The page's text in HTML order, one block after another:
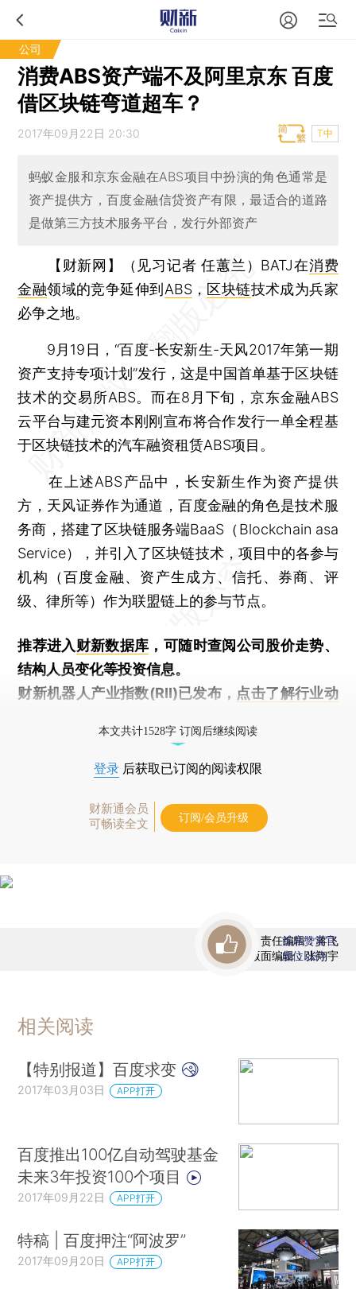
公司
消费ABS资产端不及阿里京东 百度
借区块链弯道超车？
2017年09月22日 20:30 T中
蚂蚁金服和京东金融在ABS项目中扮演的角色通常是
资产提供方，百度金融信贷资产有限，最适合的道路
是做第三方技术服务平台，发行外部资产
【财新网】（见习记者 任蕙兰） BATJ在消费
金融领域的竞争延伸到 ABS， 区块链技术成为兵家
必争之地。
9月19日，“百度-长安新生-天风2017年第一期
资产支持专项计划”发行，这是中国首单基于区块链
技术的交易所ABS。而在8月下旬，京东金融ABS
云平台与建元资本刚刚宣布将合作发行一单全程基
于区块链技术的汽车融资租赁ABS项目。
在上述ABS产品中，长安新生作为资产提供
方，天风证券作为通道，百度金融的角色是技术服
务商，搭建了区块链服务端BaaS（Blockchain asa
Service），并引入了区块链技术，项目中的各参与
机构（百度金融、资产生成方、信托、券商、评
级、律所等）作为联盟链上的参与节点。
推荐进入财新数据库 ，可随时查阅公司股价走势、
结构人员变化等投资信息。
财新机器人产业指数(RII)已发布， 点击了解行业动
本文共计1528字 订阅后继续阅读
登录 后获取已订阅的阅读权限
财新通会员
可畅读全文
订阅/会员升级
责任编辑：蒋飞
版面编辑：张翔宇
首席赞赏官
虚位以待
相关阅读
【特别报道】百度求变
2017年03月03日 APP打开
百度推出100亿自动驾驶基金
未来3年投资100个项目
2017年09月22日 APP打开
特稿 | 百度押注“阿波罗”
2017年09月20日 APP打开